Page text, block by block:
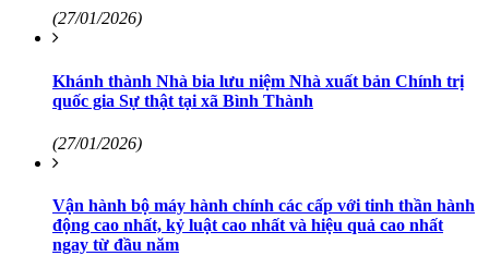
(27/01/2026)
Khánh thành Nhà bia lưu niệm Nhà xuất bản Chính trị
quốc gia Sự thật tại xã Bình Thành
(27/01/2026)
Vận hành bộ máy hành chính các cấp với tinh thần hành
động cao nhất, kỷ luật cao nhất và hiệu quả cao nhất
ngay từ đầu năm